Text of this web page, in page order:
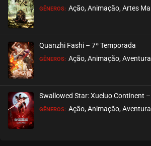
GÊNEROS: Ação, Animação, Artes
Quanzhi Fashi – 7ª Temporada
GÊNEROS: Ação, Animação,
Swallowed Star: Xueluo Continent –
GÊNEROS: Ação, Animação,